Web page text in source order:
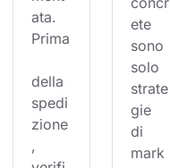
ata.
Prima
della
spedi
zione
,
ete
sono
solo
strate
gie
di
mark